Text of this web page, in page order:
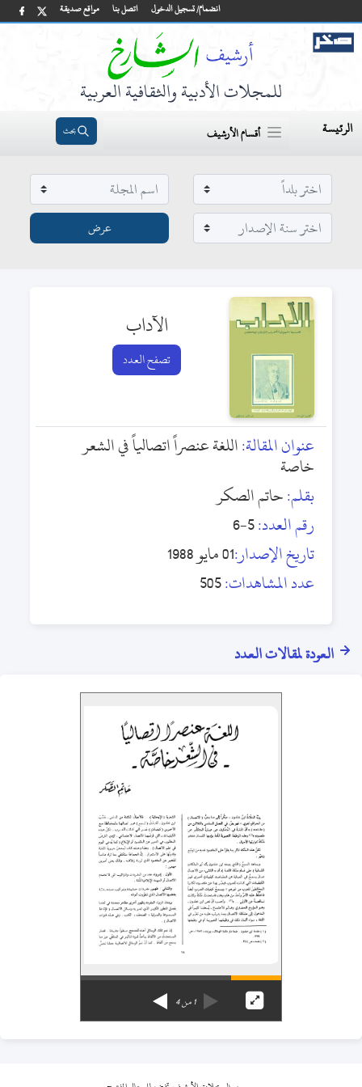
مواقع صديقة اتصل بنا انضمام/ تسجيل الدخول
للمجلات الأدبية والثقافية العربية
الرئيسة أقسام الأرشيف بحث
الآداب
تصفح العدد
عنوان المقالة:اللغة عنصراً اتصالياً في الشعر
خاصة
بقلم:حاتم الصكر
رقم العدد:5-6
تاريخ الإصدار:01 مايو 1988
عدد المشاهدات:505
العودة لمقالات العدد
1من4